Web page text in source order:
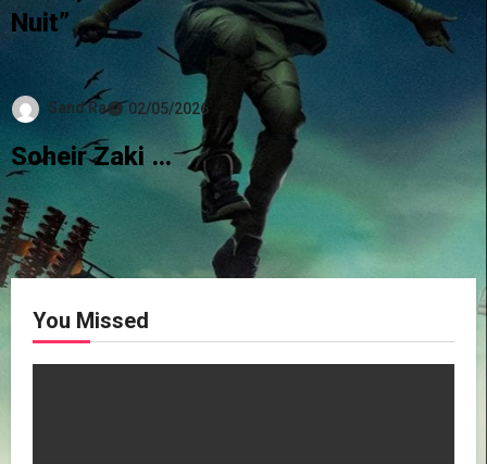
Nuit” …
Sand Ra 02/05/2026
Soheir Zaki …
You Missed